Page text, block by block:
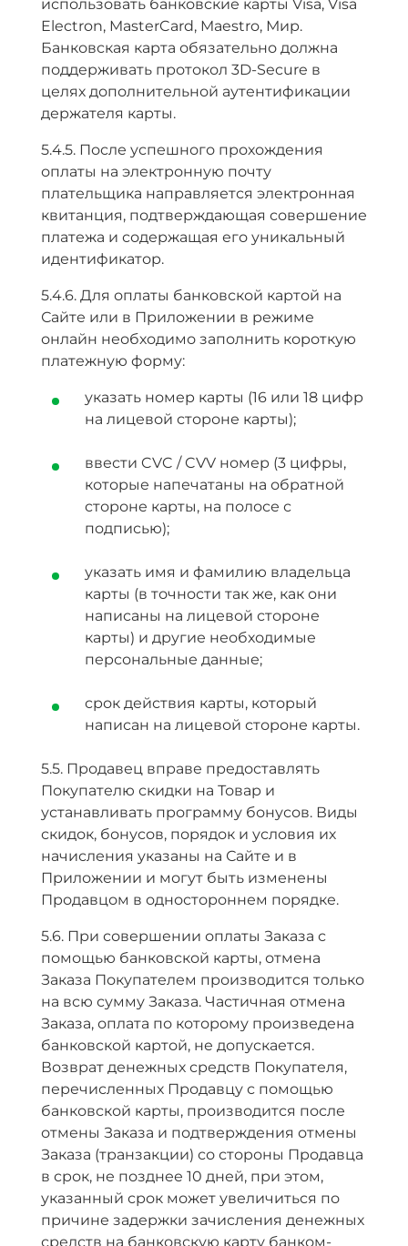
использовать банковские карты Visa, Visa
Electron, MasterCard, Maestro, Мир.
Банковская карта обязательно должна
поддерживать протокол 3D-Secure в
целях дополнительной аутентификации
держателя карты.
5.4.5. После успешного прохождения
оплаты на электронную почту
плательщика направляется электронная
квитанция, подтверждающая совершение
платежа и содержащая его уникальный
идентификатор.
5.4.6. Для оплаты банковской картой на
Сайте или в Приложении в режиме
онлайн необходимо заполнить короткую
платежную форму:
указать номер карты (16 или 18 цифр
на лицевой стороне карты);
ввести CVC / CVV номер (3 цифры,
которые напечатаны на обратной
стороне карты, на полосе с
подписью);
указать имя и фамилию владельца
карты (в точности так же, как они
написаны на лицевой стороне
карты) и другие необходимые
персональные данные;
срок действия карты, который
написан на лицевой стороне карты.
5.5. Продавец вправе предоставлять
Покупателю скидки на Товар и
устанавливать программу бонусов. Виды
скидок, бонусов, порядок и условия их
начисления указаны на Сайте и в
Приложении и могут быть изменены
Продавцом в одностороннем порядке.
5.6. При совершении оплаты Заказа с
помощью банковской карты, отмена
Заказа Покупателем производится только
на всю сумму Заказа. Частичная отмена
Заказа, оплата по которому произведена
банковской картой, не допускается.
Возврат денежных средств Покупателя,
перечисленных Продавцу с помощью
банковской карты, производится после
отмены Заказа и подтверждения отмены
Заказа (транзакции) со стороны Продавца
в срок, не позднее 10 дней, при этом,
указанный срок может увеличиться по
причине задержки зачисления денежных
средств на банковскую карту банком-